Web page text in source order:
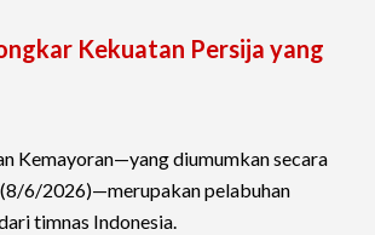
Kekuatan Persija yang
Kemayoran—yang diumumkan secara
(8/6/2026)—merupakan pelabuhan
timnas Indonesia.